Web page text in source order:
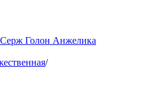
Голон Анжелика
/